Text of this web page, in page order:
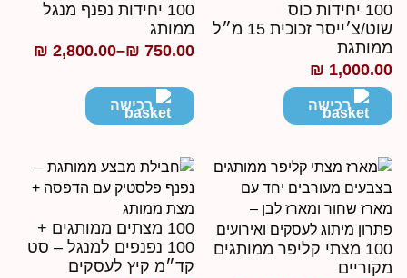
100 יחידות כוס
שוט/צ׳ייסר זכוכית 15 מ״ל
₪
רכישה
100 יחידות נפנף מנגל
ממותג
₪750.00
–
₪2,800.00
טווח
מחירים:
רכישה
100 מצתי קליפר ממותגים
100 מצתים ממותגים +
100 נפנפים למנגל – סט
קד״מ קיץ לעסקים